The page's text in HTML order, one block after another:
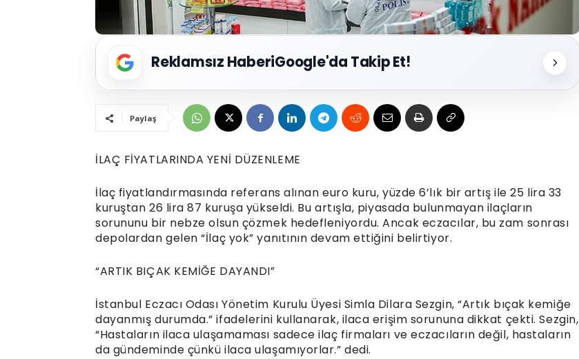
Reklamsız HaberiGoogle'da Takip Et!
Paylaş
İLAÇ FİYATLARINDA YENİ DÜZENLEME
İlaç fiyatlandırmasında referans alınan euro kuru, yüzde 6’lık bir artış ile 25 lira 33
kuruştan 26 lira 87 kuruşa yükseldi. Bu artışla, piyasada bulunmayan ilaçların
sorununu bir nebze olsun çözmek hedefleniyordu. Ancak eczacılar, bu zam sonrası
depolardan gelen “İlaç yok” yanıtının devam ettiğini belirtiyor.
“ARTIK BIÇAK KEMİĞE DAYANDI”
İstanbul Eczacı Odası Yönetim Kurulu Üyesi Simla Dilara Sezgin, “Artık bıçak kemiğe
dayanmış durumda.” ifadelerini kullanarak, ilaca erişim sorununa dikkat çekti. Sezgin,
“Hastaların ilaca ulaşamaması sadece ilaç firmaları ve eczacıların değil, hastaların
da gündeminde çünkü ilaca ulaşamıyorlar.” dedi.